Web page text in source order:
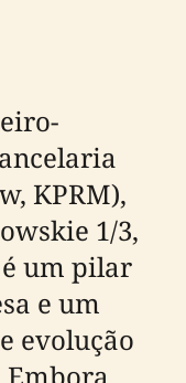
KPRM),
1/3,
um pilar
e um
evolução